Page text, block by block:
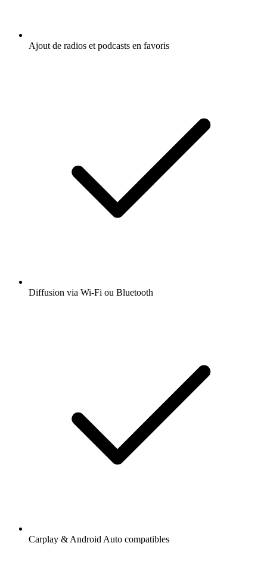
Ajout de radios et podcasts en favoris
Diffusion via Wi-Fi ou Bluetooth
Carplay & Android Auto compatibles